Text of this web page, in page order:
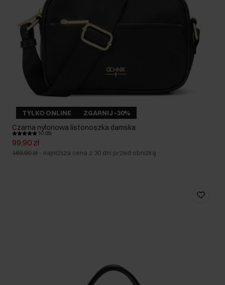
TYLKO ONLINE ZGARNIJ -30%
Czarna nylonowa listonoszka damska
5.0 (35)
99,90 zł
169,90 zł - najniższa cena z 30 dni przed obniżką